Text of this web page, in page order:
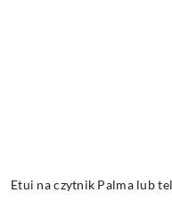
Etui na czytnik Palma lub